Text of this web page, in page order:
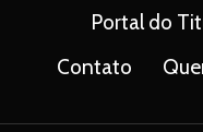
Portal do
Contato